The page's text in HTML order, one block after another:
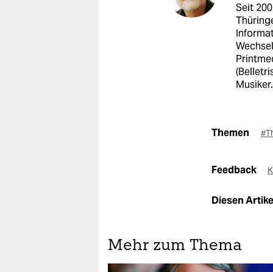
Seit
Musiker.
Themen
Feedback
Diesen
Mehr zum Thema